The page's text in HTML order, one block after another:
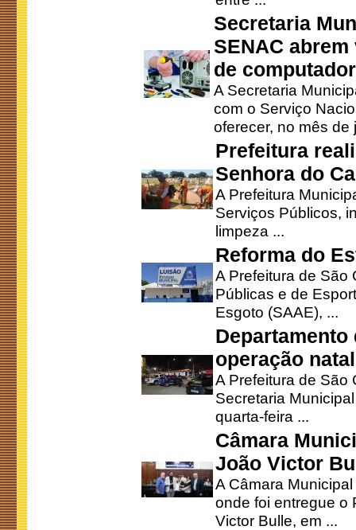
Secretaria
SENAC
de
A Secretaria
com o Serviço
oferecer, no mês de
Prefeitura
Senhora do
A Prefeitura
Serviços Públicos,
limpeza ...
Reforma do
A Prefeitura de São
Públicas e de
Esgoto (SAAE), ...
operação
A Prefeitura de São
Secretaria
quarta-feira ...
Câmara
João Victor
A Câmara
onde foi entregue o
Victor Bulle, em ...